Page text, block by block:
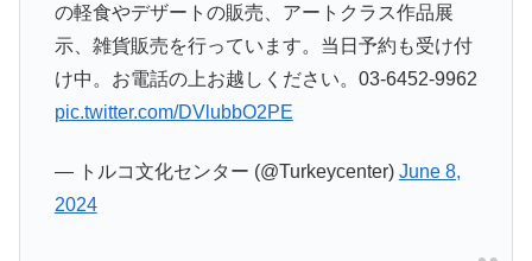
の軽食やデザートの販売、アートクラス作品展
示、雑貨販売を行っています。当日予約も受け付
け中。お電話の上お越しください。03-6452-9962
pic.twitter.com/DVlubbO2PE
— トルコ文化センター (@Turkeycenter) June 8,
2024